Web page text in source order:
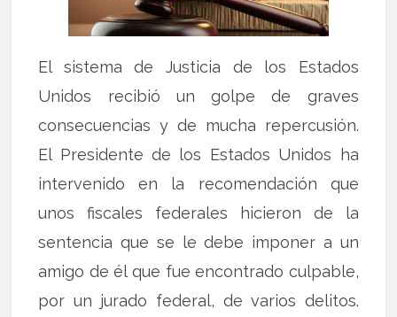
El sistema de Justicia de los Estados
Unidos recibió un golpe de graves
consecuencias y de mucha repercusión.
El Presidente de los Estados Unidos ha
intervenido en la recomendación que
unos fiscales federales hicieron de la
sentencia que se le debe imponer a un
amigo de él que fue encontrado culpable,
por un jurado federal, de varios delitos.